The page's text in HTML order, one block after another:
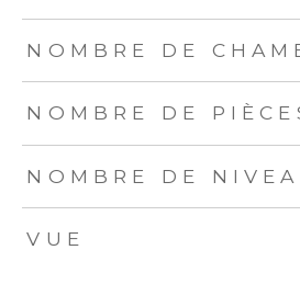
NOMBRE DE
NOMBRE DE
NOMBRE DE
VUE